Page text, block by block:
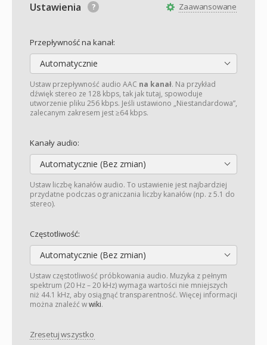
Zaawansowane
Ustawienia
Przepływność na kanał:
Automatycznie
Ustaw przepływność audio AAC na kanał. Na przykład
dźwięk stereo ze 128 kbps, tak jak tutaj, spowoduje
utworzenie pliku 256 kbps. Jeśli ustawiono „Niestandardowa”,
zalecanym zakresem jest ≥64 kbps.
Kanały audio:
Automatycznie (Bez zmian)
Ustaw liczbę kanałów audio. To ustawienie jest najbardziej
przydatne podczas ograniczania liczby kanałów (np. z 5.1 do
stereo).
Częstotliwość:
Automatycznie (Bez zmian)
Ustaw częstotliwość próbkowania audio. Muzyka z pełnym
spektrum (20 Hz – 20 kHz) wymaga wartości nie mniejszych
niż 44.1 kHz, aby osiągnąć transparentność. Więcej informacji
można znaleźć wwiki.
Zresetuj wszystko